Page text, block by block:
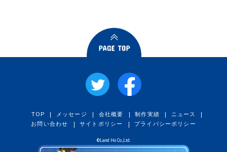
TOP メッセージ 会社概要 制作実績
ニュース
お問い合わせ
サイトポリシー プライバシーポリシー
©Land Ho Co.,Ltd.